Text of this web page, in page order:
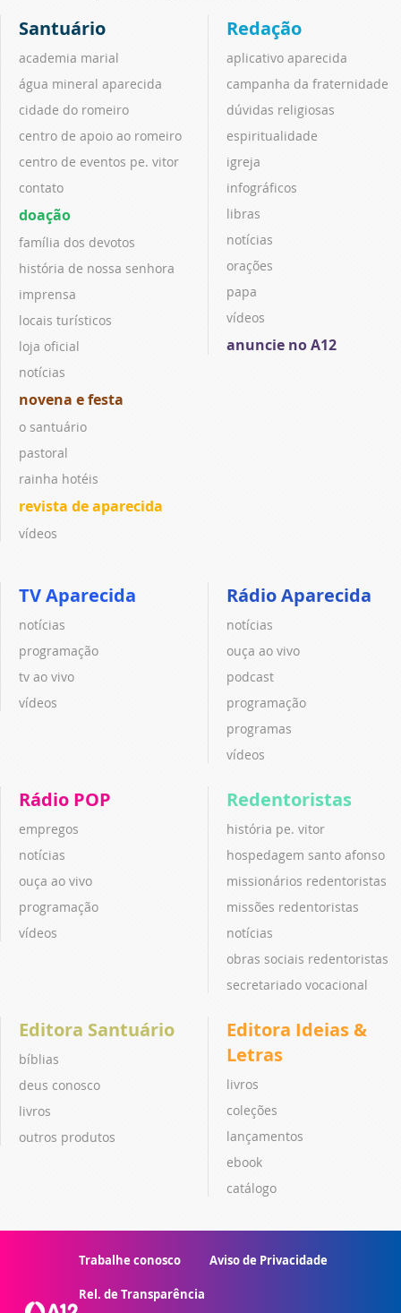
Santuário
academia marial
água mineral aparecida
cidade do romeiro
centro de apoio ao romeiro
centro de eventos pe. vitor
contato
doação
família dos devotos
história de nossa senhora
imprensa
locais turísticos
loja oficial
notícias
novena e festa
o santuário
pastoral
rainha hotéis
revista de aparecida
vídeos
Redação
aplicativo aparecida
campanha da fraternidade
dúvidas religiosas
espiritualidade
igreja
infográficos
libras
notícias
orações
papa
vídeos
anuncie no A12
TV Aparecida
notícias
programação
tv ao vivo
vídeos
Rádio Aparecida
notícias
ouça ao vivo
podcast
programação
programas
vídeos
Rádio POP
empregos
notícias
ouça ao vivo
programação
vídeos
Redentoristas
história pe. vitor
hospedagem santo afonso
missionários redentoristas
missões redentoristas
notícias
obras sociais redentoristas
secretariado vocacional
Editora Santuário
bíblias
deus conosco
livros
outros produtos
Editora Ideias &
Letras
livros
coleções
lançamentos
ebook
catálogo
Trabalhe conosco Aviso de Privacidade
Rel. de Transparência